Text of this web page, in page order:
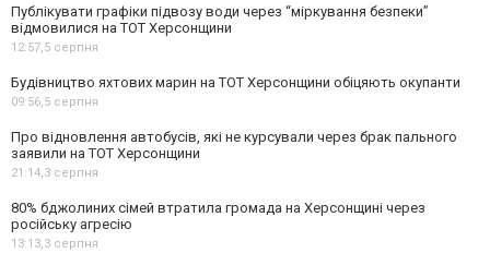
Публікувати графіки підвозу води через “міркування безпеки”
відмовилися на ТОТ Херсонщини
12:57,5 серпня
Будівництво яхтових марин на ТОТ Херсонщини обіцяють окупанти
09:56,5 серпня
Про відновлення автобусів, які не курсували через брак пального
заявили на ТОТ Херсонщини
21:14,3 серпня
80% бджолиних сімей втратила громада на Херсонщині через
російську агресію
13:13,3 серпня